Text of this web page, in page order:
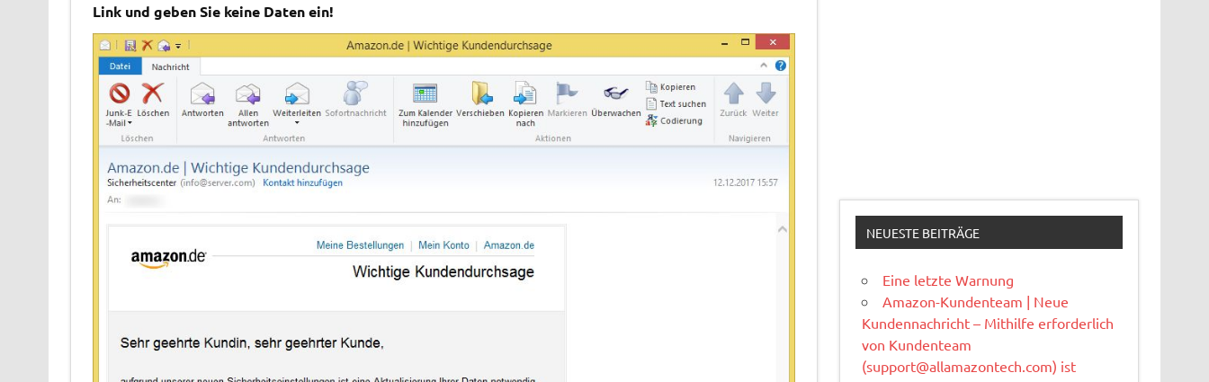
Link und geben Sie keine Daten ein!
NEUESTE BEITRÄGE
Eine letzte Warnung
Amazon-Kundenteam | Neue
Kundennachricht – Mithilfe erforderlich
von Kundenteam
(support@allamazontech.com) ist